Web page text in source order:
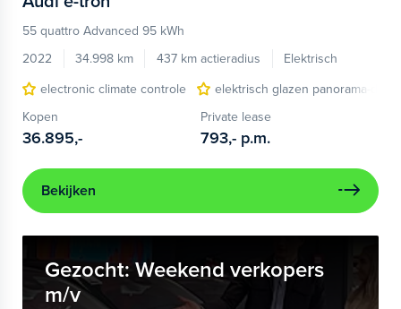
55 quattro Advanced 95 kWh
2022
34.998 km 437 km actieradius
Elektrisch
electronic climate controle
elektrisch glazen panorama-dak
Kopen
36.895,-
Private lease
793,- p.m.
Bekijken
Gezocht: Weekend verkopers
m/v